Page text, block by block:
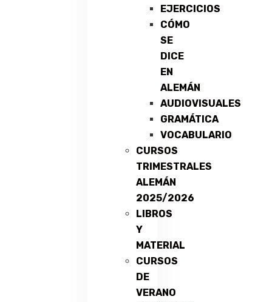
EJERCICIOS
CÓMO
SE
DICE
EN
ALEMÁN
AUDIOVISUALES
GRAMÁTICA
VOCABULARIO
CURSOS
TRIMESTRALES
ALEMÁN
2025/2026
LIBROS
Y
MATERIAL
CURSOS
DE
VERANO